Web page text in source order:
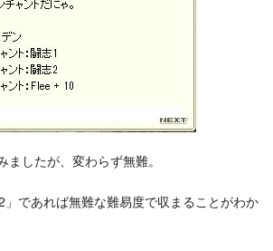
したが、変わらず無難。
」であれば無難な難易度で収まることがわか